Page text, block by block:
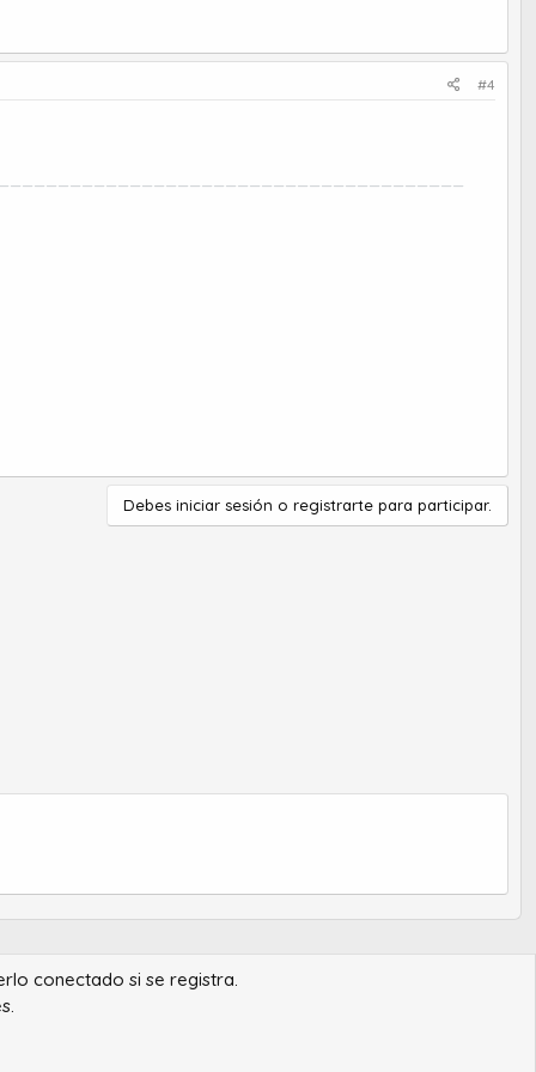
#4
Debes iniciar sesión o registrarte para participar.
conectado si se registra.